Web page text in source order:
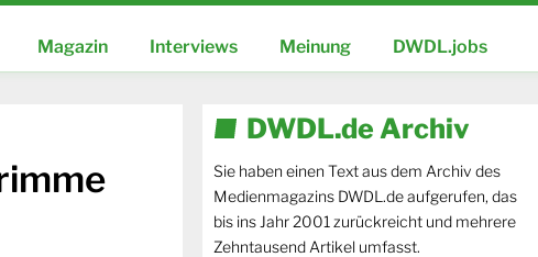
Magazin Interviews Meinung DWDL.jobs
DWDL.de Archiv
Sie haben einen Text aus dem Archiv des
Medienmagazins DWDL.de aufgerufen, das
bis ins Jahr 2001 zurückreicht und mehrere
Zehntausend Artikel umfasst.